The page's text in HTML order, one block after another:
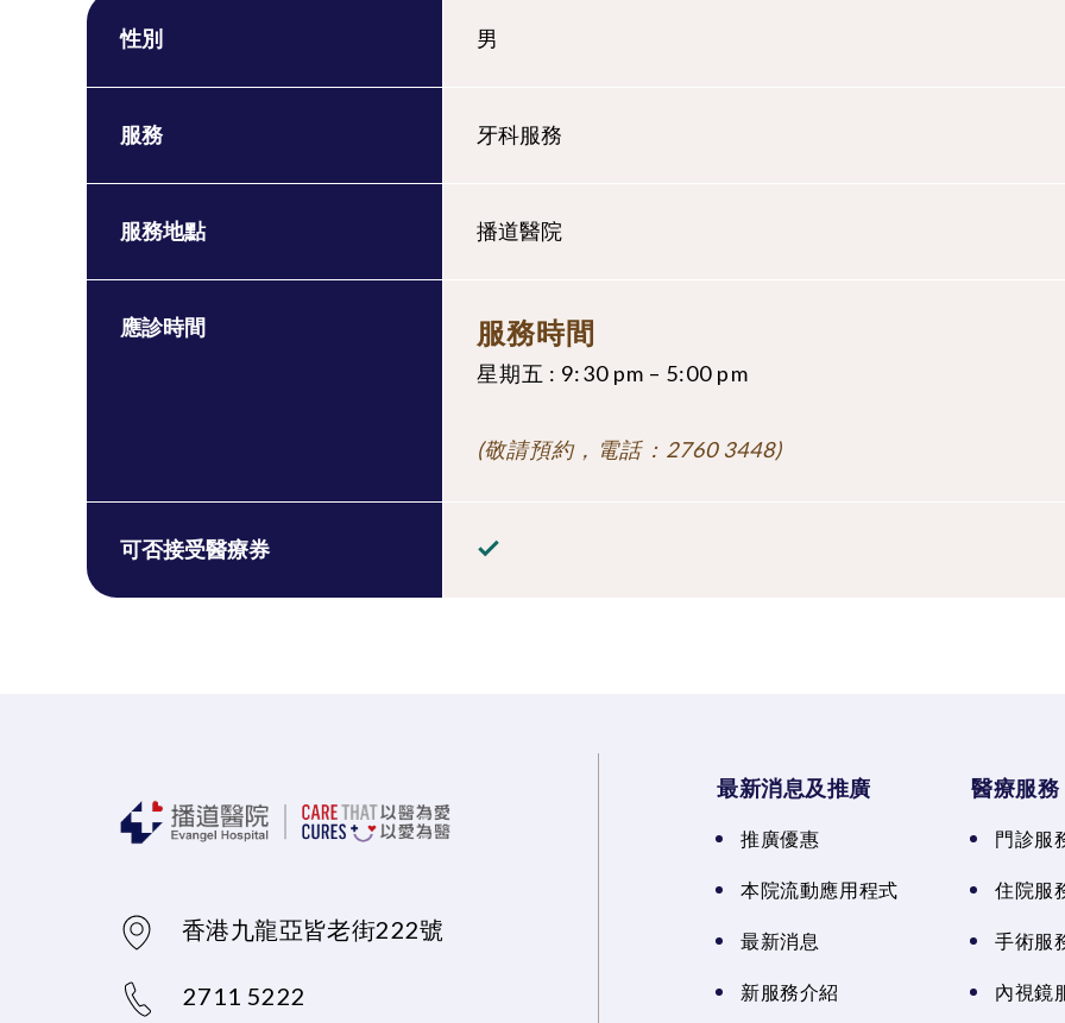
性別 男
服務 牙科服務
服務地點 播道醫院
應診時間 服務時間
星期五 : 9:30 pm – 5:00 pm
(敬請預約，電話：2760 3448)
可否接受醫療券
香港九龍亞皆老街222號
2711 5222
最新消息及推廣
推廣優惠
本院流動應用程式
最新消息
新服務介紹
醫療服務
門診服
住院服
手術服
內視鏡